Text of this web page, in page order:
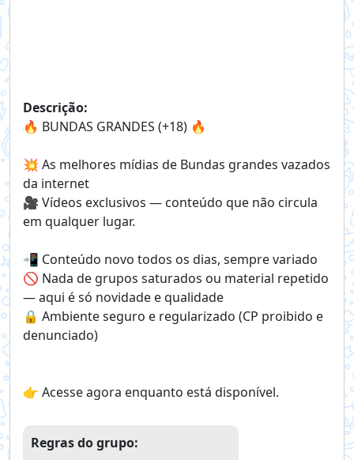
Descrição:
🔥 BUNDAS GRANDES (+18) 🔥
💥 As melhores mídias de Bundas grandes vazados
da internet
🎥 Vídeos exclusivos — conteúdo que não circula
em qualquer lugar.
📲 Conteúdo novo todos os dias, sempre variado
🚫 Nada de grupos saturados ou material repetido
— aqui é só novidade e qualidade
🔒 Ambiente seguro e regularizado (CP proibido e
denunciado)
👉 Acesse agora enquanto está disponível.
Regras do grupo: